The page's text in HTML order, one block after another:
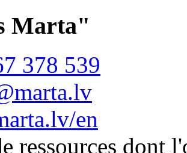
Marta"
378 539
en
ressources dont